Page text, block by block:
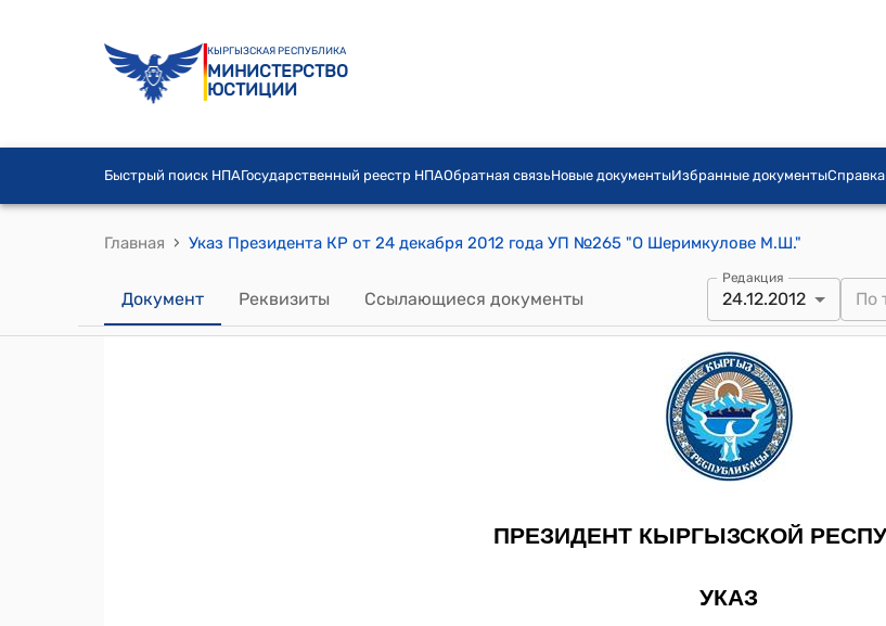
КЫРГЫЗСКАЯ РЕСПУБЛИКА
МИНИСТЕРСТВО
ЮСТИЦИИ
Быстрый поиск НПАГосударственный реестр НПАОбратная связьНовые документыИзбранные документыСправка
Главная › Указ Президента КР от 24 декабря 2012 года УП №265 "О Шеримкулове М.Ш."
Документ Реквизиты Ссылающиеся документы
Редакция
24.12.2012